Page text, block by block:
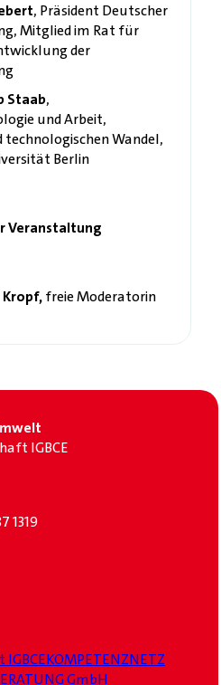
, Präsident Deutscher
Mitglied im Rat für
der
Staab,
und Arbeit,
Wandel,
Berlin
Veranstaltung
Kropf,freie Moderatorin
IGBCE
1319
KOMPETENZNETZ
GmbH